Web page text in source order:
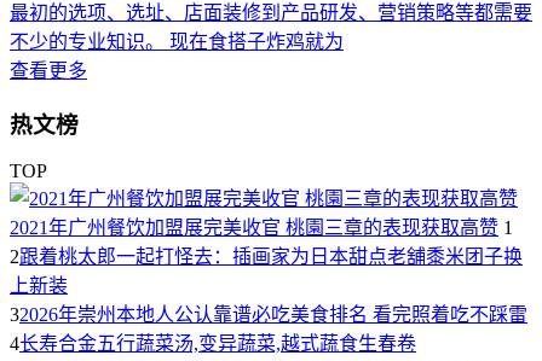
最初的选项、选址、店面装修到产品研发、营销策略等都需要
不少的专业知识。 现在食搭子炸鸡就为
查看更多
热文榜
TOP
2021年广州餐饮加盟展完美收官 桃園三章的表现获取高赞 1
2跟着桃太郎一起打怪去：插画家为日本甜点老舖黍米团子换
上新装
32026年崇州本地人公认靠谱必吃美食排名 看完照着吃不踩雷
4长寿合金五行蔬菜汤,变异蔬菜,越式蔬食生春卷